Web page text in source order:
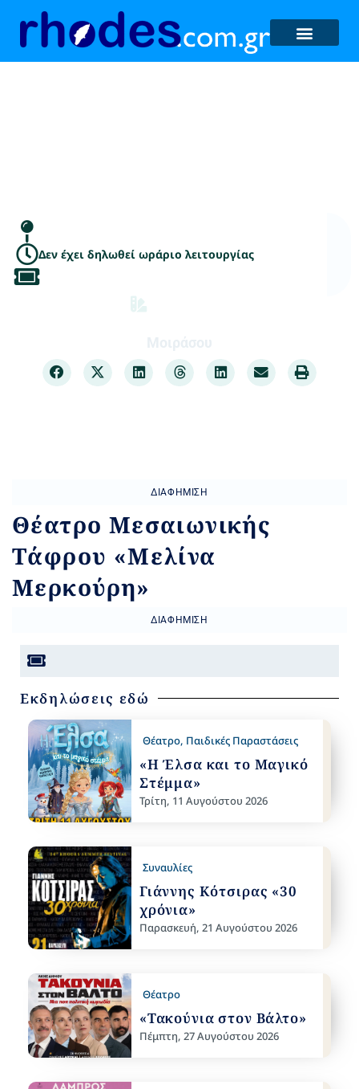
Δεν έχει δηλωθεί ωράριο λειτουργίας
ΔΙΑΦΉΜΙΣΗ
Θέατρο Μεσαιωνικής
Τάφρου «Μελίνα
Μερκούρη»
ΔΙΑΦΉΜΙΣΗ
Εκδηλώσεις εδώ
Θέατρο, Παιδικές Παραστάσεις
«Η Έλσα και το Μαγικό
Στέμμα»
Τρίτη, 11 Αυγούστου 2026
Συναυλίες
Γιάννης Κότσιρας «30
χρόνια»
Παρασκευή, 21 Αυγούστου 2026
Θέατρο
«Τακούνια στον Βάλτο»
Πέμπτη, 27 Αυγούστου 2026